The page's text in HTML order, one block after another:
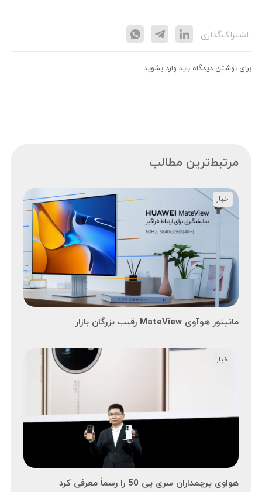
اشتراک‌گذاری:
برای نوشتن دیدگاه باید وارد بشوید.
مرتبط‌ترین مطالب
مانیتور هوآوی MateView رقیب بزرگان بازار
اخبار
هواوی پرچمداران سری پی 50 را رسماً معرفی کرد
اخبار